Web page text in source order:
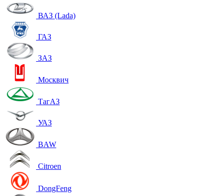
ВАЗ (Lada)
ГАЗ
ЗАЗ
Москвич
ТагАЗ
УАЗ
BAW
Citroen
DongFeng